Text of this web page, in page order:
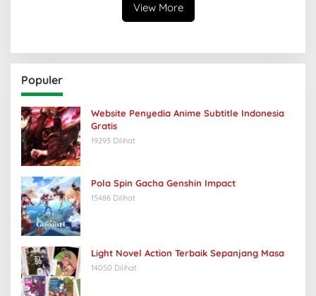
View More
Populer
Website Penyedia Anime Subtitle Indonesia
Gratis
19293 Dilihat
Pola Spin Gacha Genshin Impact
15486 Dilihat
Light Novel Action Terbaik Sepanjang Masa
14050 Dilihat